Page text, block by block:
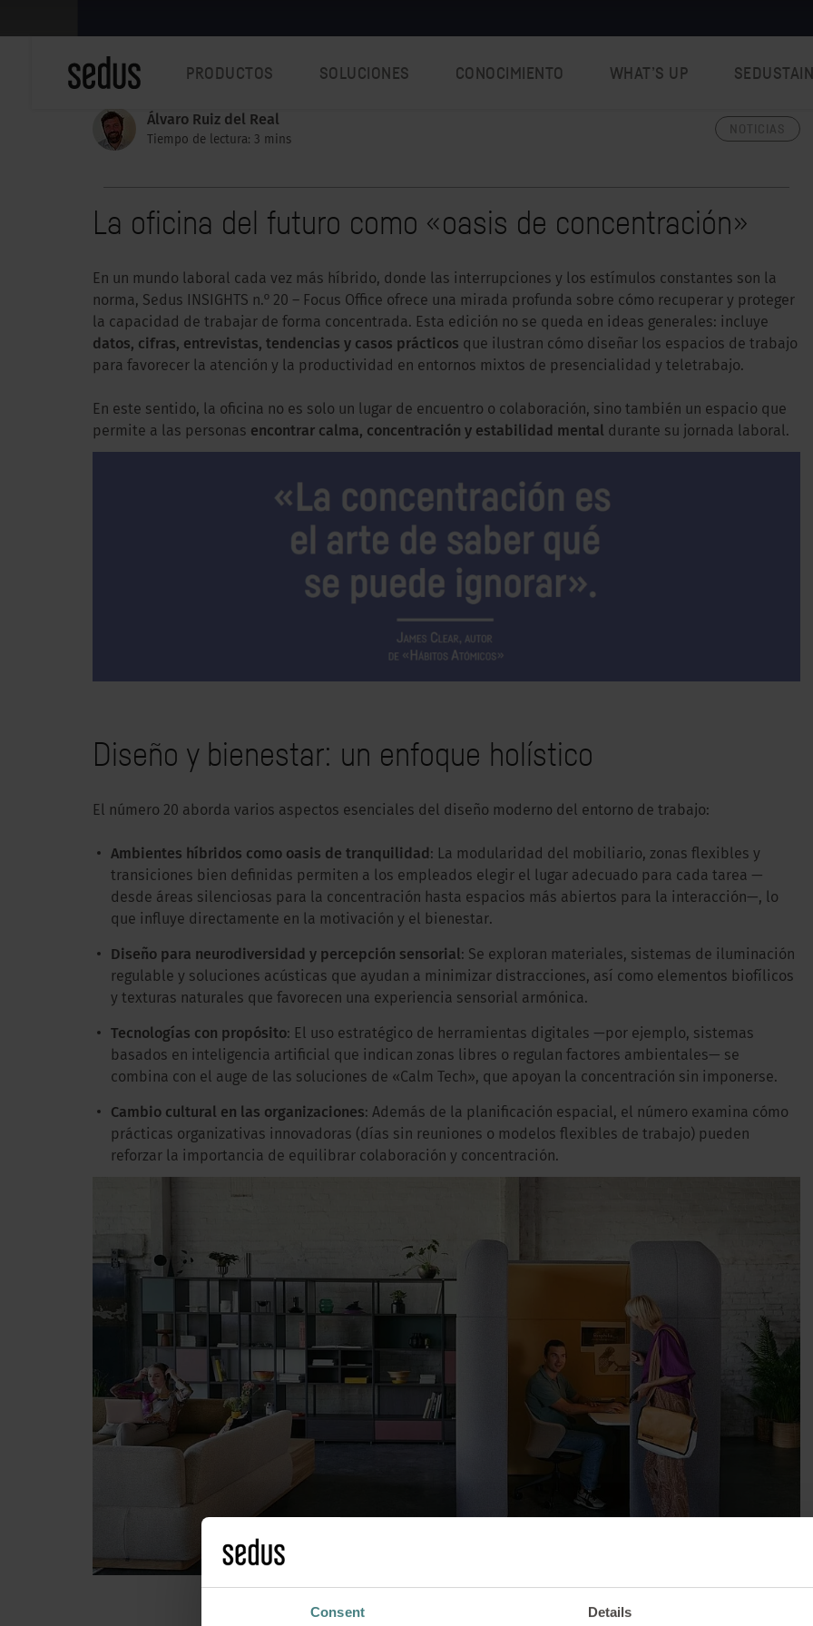
Consent Details
PRODUCTOS SOLUCIONES CONOCIMIENTO WHAT’S UP
Álvaro Ruiz del Real
Tiempo de lectura: 3 mins
La oficina del futuro como «oasis de concentración»
En un mundo laboral cada vez más híbrido, donde las interrupciones y los estímulos constantes son la
norma, Sedus INSIGHTS n.º 20 – Focus Office ofrece una mirada profunda sobre cómo recuperar y proteger
la capacidad de trabajar de forma concentrada. Esta edición no se queda en ideas generales: incluye
datos, cifras, entrevistas, tendencias y casos prácticos que ilustran cómo diseñar los espacios de trabajo
para favorecer la atención y la productividad en entornos mixtos de presencialidad y teletrabajo.
En este sentido, la oficina no es solo un lugar de encuentro o colaboración, sino también un espacio que
permite a las personas encontrar calma, concentración y estabilidad mental durante su jornada laboral.
Diseño y bienestar: un enfoque holístico
El número 20 aborda varios aspectos esenciales del diseño moderno del entorno de trabajo:
Ambientes híbridos como oasis de tranquilidad : La modularidad del mobiliario, zonas flexibles y
transiciones bien definidas permiten a los empleados elegir el lugar adecuado para cada tarea —
desde áreas silenciosas para la concentración hasta espacios más abiertos para la interacción—, lo
que influye directamente en la motivación y el bienestar.
Diseño para neurodiversidad y percepción sensorial: Se exploran materiales, sistemas de iluminación
regulable y soluciones acústicas que ayudan a minimizar distracciones, así como elementos biofílicos
y texturas naturales que favorecen una experiencia sensorial armónica.
Tecnologías con propósito: El uso estratégico de herramientas digitales —por ejemplo, sistemas
basados en inteligencia artificial que indican zonas libres o regulan factores ambientales— se
combina con el auge de las soluciones de «Calm Tech», que apoyan la concentración sin imponerse.
Cambio cultural en las organizaciones: Además de la planificación espacial, el número examina cómo
prácticas organizativas innovadoras (días sin reuniones o modelos flexibles de trabajo) pueden
reforzar la importancia de equilibrar colaboración y concentración.